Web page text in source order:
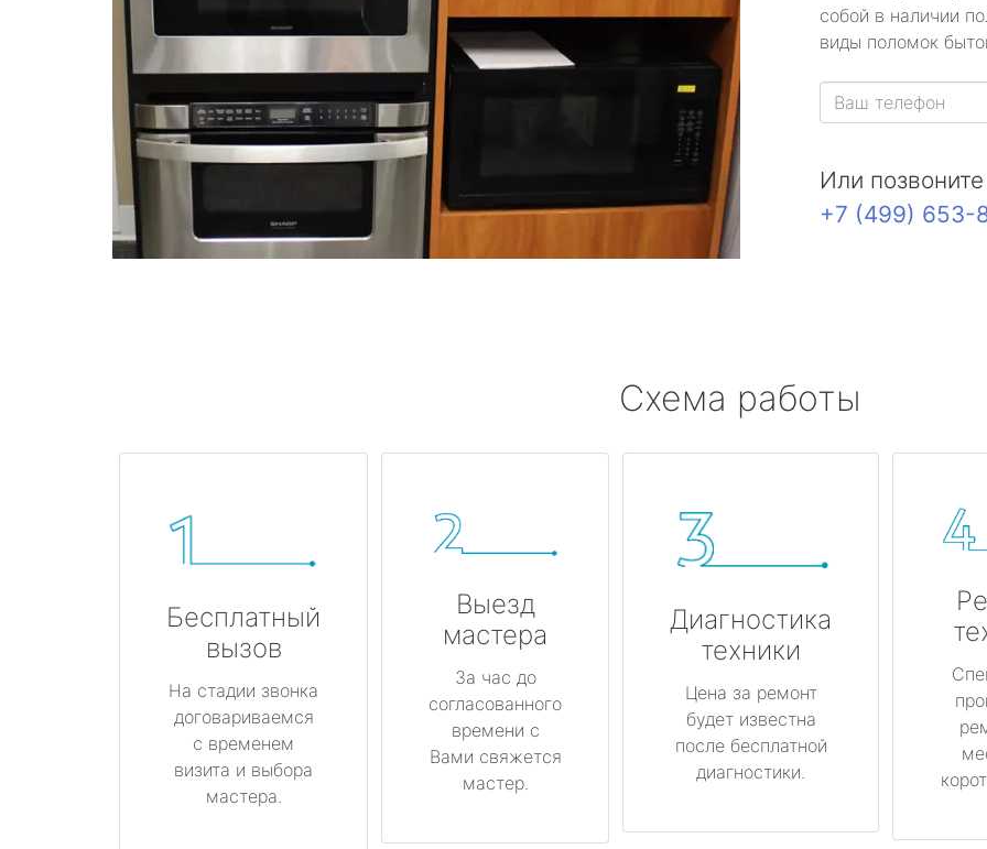
собой в наличии
виды поломок
Или
+7 (499) 653-
Схема работы
Бесплатный
вызов
На стадии звонка
договариваемся
с временем
визита и выбора
мастера.
Выезд
мастера
За час до
согласованного
времени с
Вами свяжется
мастер.
Диагностика
техники
Цена за ремонт
будет известна
после бесплатной
диагностики.